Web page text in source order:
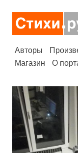
Авторы
Магазин
О